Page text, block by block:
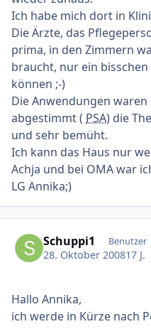
Ich habe mich dort in
Die Ärzte, das
prima, in den Zimmern
braucht, nur ein
können ;-)
Die Anwendungen
abgestimmt ( PSA) die
und sehr bemüht.
Ich kann das Haus nur
Achja und bei OMA war
LG Annika;)
Schuppi1 Benutzer
28. Oktober 200817 J.
Hallo Annika,
ich werde in Kürze nach